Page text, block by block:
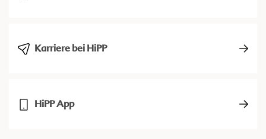
Karriere bei HiPP
HiPP App